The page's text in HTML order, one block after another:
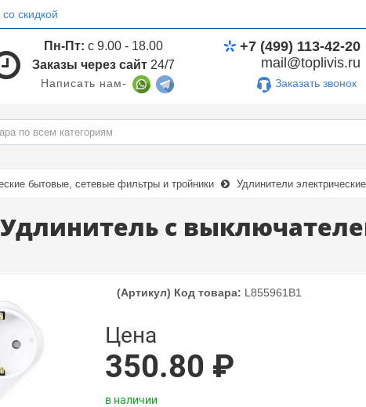
скидкой
Пн-Пт: с 9.00 - 18.00
Заказы через сайт 24/7
Написать нам-
+7 (499) 113-42-20
mail@toplivis.ru
Заказать звонок
бытовые, сетевые фильтры и тройники Удлинители
Удлинитель с
(Артикул) Код товара: L855961B1
Цена
350.80 ₽
в наличии